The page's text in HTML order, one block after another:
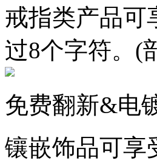
戒指类产品可
过8个字符。(
免费翻新&电
镶嵌饰品可享